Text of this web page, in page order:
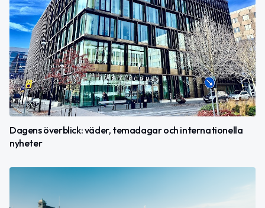
Dagens överblick: väder, temadagar och internationella
nyheter